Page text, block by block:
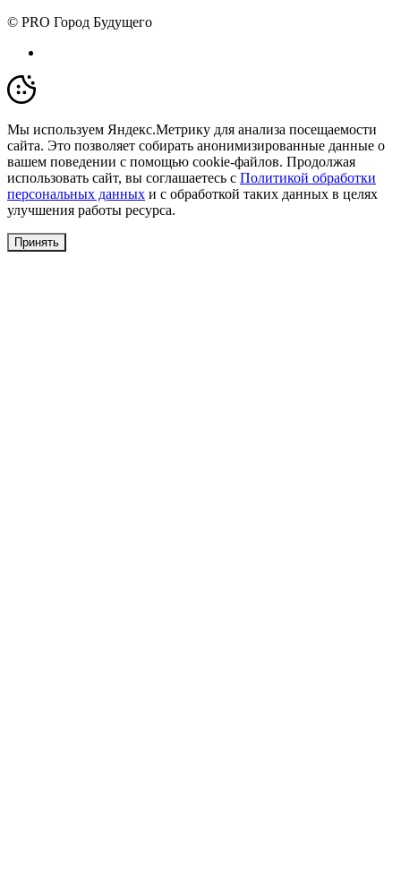
© PRO Город Будущего
Мы используем Яндекс.Метрику для анализа посещаемости
сайта. Это позволяет собирать анонимизированные данные о
вашем поведении с помощью cookie-файлов. Продолжая
использовать сайт, вы соглашаетесь с Политикой обработки
персональных данных и с обработкой таких данных в целях
улучшения работы ресурса.
Принять